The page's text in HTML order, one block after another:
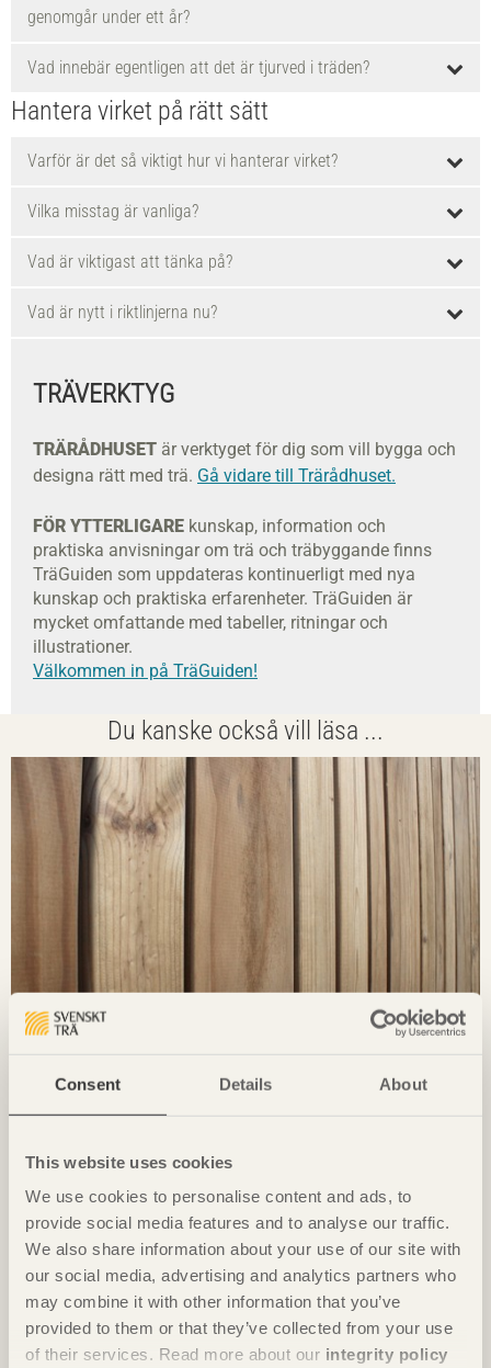
Consent Details About
This website uses cookies
We use cookies to personalise content and ads, to
provide social media features and to analyse our traffic.
We also share information about your use of our site with
our social media, advertising and analytics partners who
may combine it with other information that you’ve
provided to them or that they’ve collected from your use
of their services. Read more about our integrity policy
genomgår under ett år?
Vad innebär egentligen att det är tjurved i träden?
Hantera virket på rätt sätt
Varför är det så viktigt hur vi hanterar virket?
Vilka misstag är vanliga?
Vad är viktigast att tänka på?
Vad är nytt i riktlinjerna nu?
TRÄVERKTYG
TRÄRÅDHUSET är verktyget för dig som vill bygga och
designa rätt med trä. Gå vidare till Trärådhuset.
FÖR YTTERLIGARE kunskap, information och
praktiska anvisningar om trä och träbyggande finns
TräGuiden som uppdateras kontinuerligt med nya
kunskap och praktiska erfarenheter. TräGuiden är
mycket omfattande med tabeller, ritningar och
illustrationer.
Välkommen in på TräGuiden!
Du kanske också vill läsa ...
Träforskningsportalen